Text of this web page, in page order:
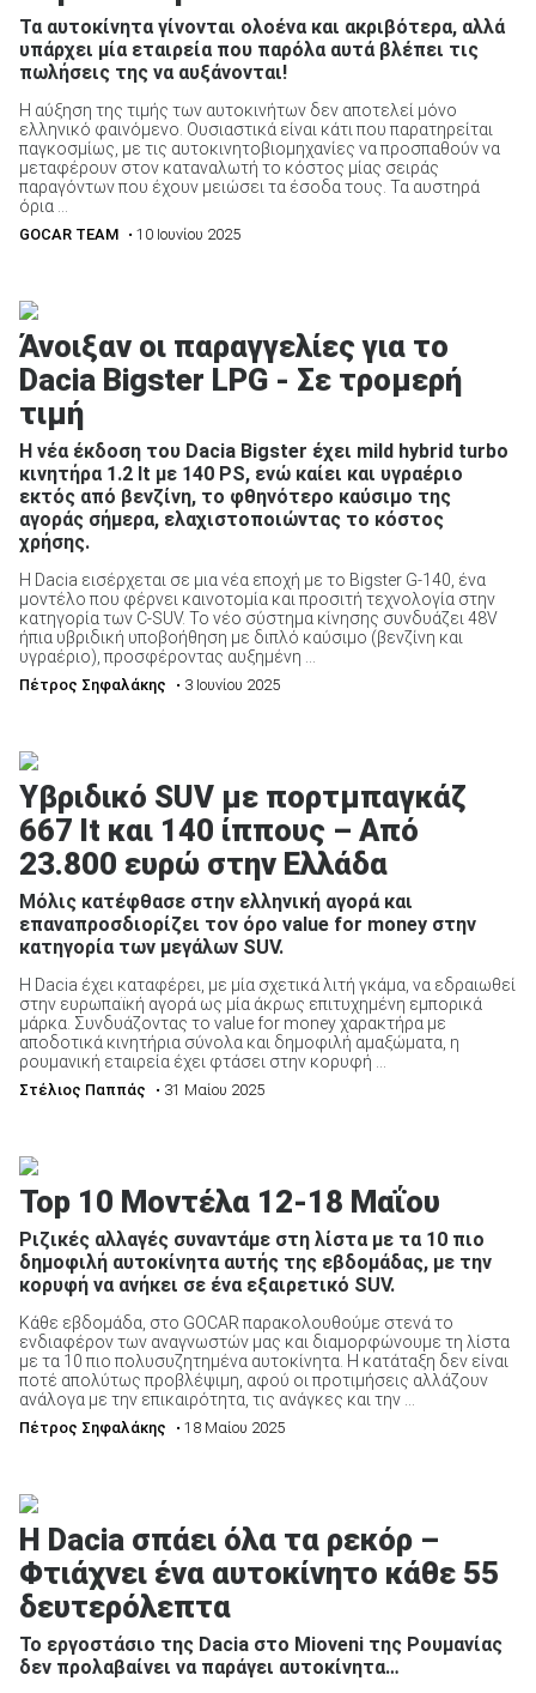
Τα αυτοκίνητα γίνονται ολοένα και ακριβότερα, αλλά
υπάρχει μία εταιρεία που παρόλα αυτά βλέπει τις
πωλήσεις της να αυξάνονται!
Η αύξηση της τιμής των αυτοκινήτων δεν αποτελεί μόνο
ελληνικό φαινόμενο. Ουσιαστικά είναι κάτι που παρατηρείται
παγκοσμίως, με τις αυτοκινητοβιομηχανίες να προσπαθούν να
μεταφέρουν στον καταναλωτή το κόστος μίας σειράς
παραγόντων που έχουν μειώσει τα έσοδα τους. Τα αυστηρά
όρια ...
GOCAR TEAM • 10 Ιουνίου 2025
Άνοιξαν οι παραγγελίες για το
Dacia Bigster LPG - Σε τρομερή
τιμή
Η νέα έκδοση του Dacia Bigster έχει mild hybrid turbo
κινητήρα 1.2 lt με 140 PS, ενώ καίει και υγραέριο
εκτός από βενζίνη, το φθηνότερο καύσιμο της
αγοράς σήμερα, ελαχιστοποιώντας το κόστος
χρήσης.
Η Dacia εισέρχεται σε μια νέα εποχή με το Bigster G-140, ένα
μοντέλο που φέρνει καινοτομία και προσιτή τεχνολογία στην
κατηγορία των C-SUV. Το νέο σύστημα κίνησης συνδυάζει 48V
ήπια υβριδική υποβοήθηση με διπλό καύσιμο (βενζίνη και
υγραέριο), προσφέροντας αυξημένη ...
Πέτρος Σηφαλάκης • 3 Ιουνίου 2025
Υβριδικό SUV με πορτμπαγκάζ
667 lt και 140 ίππους – Από
23.800 ευρώ στην Ελλάδα
Μόλις κατέφθασε στην ελληνική αγορά και
επαναπροσδιορίζει τον όρο value for money στην
κατηγορία των μεγάλων SUV.
Η Dacia έχει καταφέρει, με μία σχετικά λιτή γκάμα, να εδραιωθεί
στην ευρωπαϊκή αγορά ως μία άκρως επιτυχημένη εμπορικά
μάρκα. Συνδυάζοντας το value for money χαρακτήρα με
αποδοτικά κινητήρια σύνολα και δημοφιλή αμαξώματα, η
ρουμανική εταιρεία έχει φτάσει στην κορυφή ...
Στέλιος Παππάς • 31 Μαίου 2025
Top 10 Μοντέλα 12-18 Μαΐου
Ριζικές αλλαγές συναντάμε στη λίστα με τα 10 πιο
δημοφιλή αυτοκίνητα αυτής της εβδομάδας, με την
κορυφή να ανήκει σε ένα εξαιρετικό SUV.
Κάθε εβδομάδα, στο GOCAR παρακολουθούμε στενά το
ενδιαφέρον των αναγνωστών μας και διαμορφώνουμε τη λίστα
με τα 10 πιο πολυσυζητημένα αυτοκίνητα. Η κατάταξη δεν είναι
ποτέ απολύτως προβλέψιμη, αφού οι προτιμήσεις αλλάζουν
ανάλογα με την επικαιρότητα, τις ανάγκες και την ...
Πέτρος Σηφαλάκης • 18 Μαίου 2025
H Dacia σπάει όλα τα ρεκόρ –
Φτιάχνει ένα αυτοκίνητο κάθε 55
δευτερόλεπτα
Το εργοστάσιο της Dacia στο Mioveni της Ρουμανίας
δεν προλαβαίνει να παράγει αυτοκίνητα…